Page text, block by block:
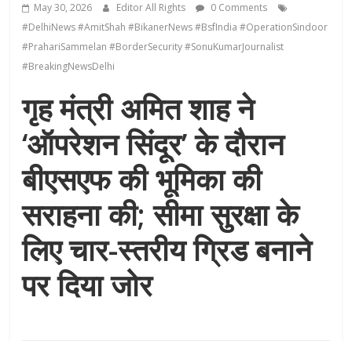
May 30, 2026 Editor All Rights
0 Comments
#DelhiNews #AmitShah #BikanerNews #BsfIndia #OperationSindoor
#PrahariSammelan #BorderSecurity #SonuKumarJournalist
#BreakingNewsDelhi
गृह मंत्री अमित शाह ने
‘ऑपरेशन सिंदूर’ के दौरान
बीएसएफ की भूमिका की
सराहना की; सीमा सुरक्षा के
लिए चार-स्तरीय ग्रिड बनाने
पर दिया जोर